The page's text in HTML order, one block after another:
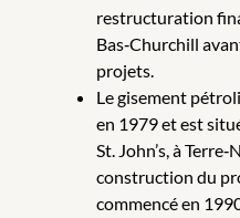
restructuration
Bas‑Churchill
projets.
Le gisement
en 1979 et est
St. John’s, à
construction du
commencé en